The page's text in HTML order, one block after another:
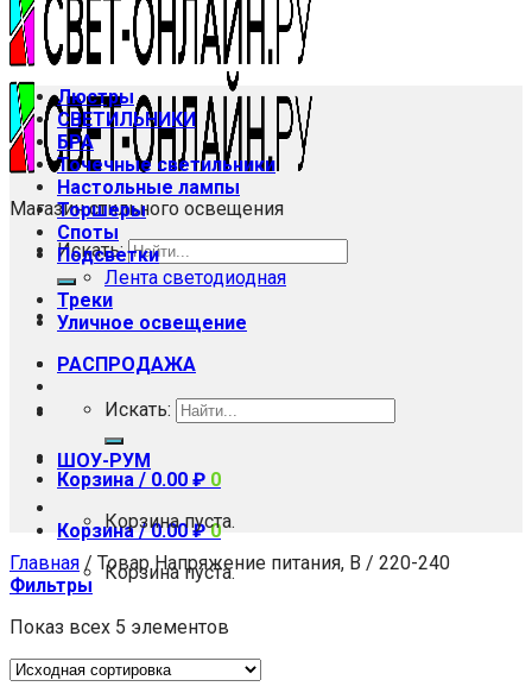
Магазин стильного освещения
Искать:
РАСПРОДАЖА
ШОУ-РУМ
Корзина /0.00₽ 0
Корзина пуста.
Люстры
СВЕТИЛЬНИКИ
БРА
Точечные светильники
Настольные лампы
Торшеры
Споты
Подсветки
Лента светодиодная
Треки
Уличное освещение
Искать:
Корзина / 0.00 ₽ 0
Корзина пуста.
Главная / Товар Напряжение питания, В / 220-240
Фильтры
Показ всех 5 элементов